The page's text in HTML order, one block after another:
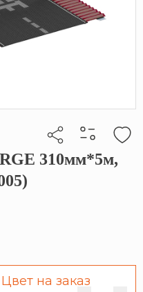
ссылку
310мм*5м,
Цвет на заказ